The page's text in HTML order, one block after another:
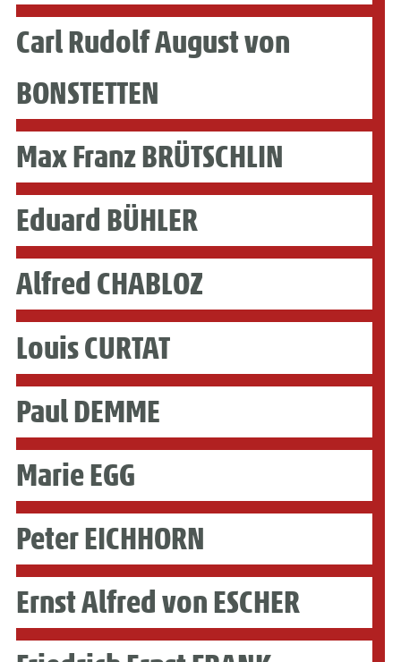
Carl Rudolf August von
BONSTETTEN
Max Franz BRÜTSCHLIN
Eduard BÜHLER
Alfred CHABLOZ
Louis CURTAT
Paul DEMME
Marie EGG
Peter EICHHORN
Ernst Alfred von ESCHER